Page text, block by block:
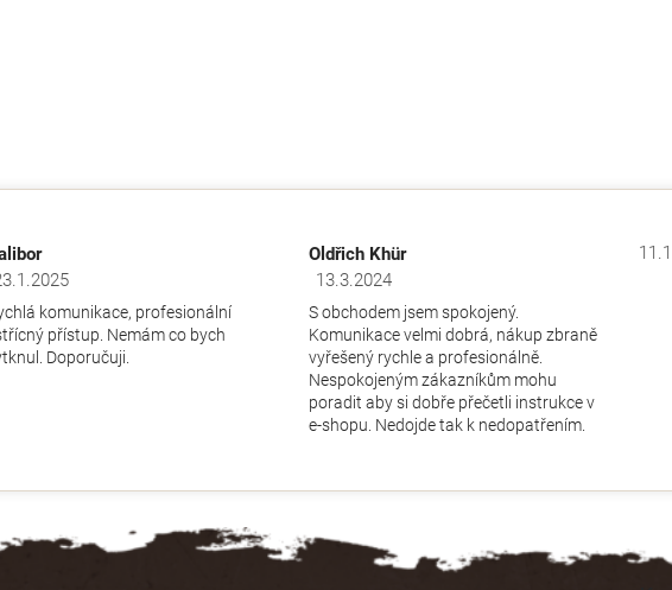
obchodu je 5 z 5 hvězdiček.
komunikace, profesionální
přístup. Nemám co bych
Doporučuji.
Oldřich Khür
Hodnocení obchodu je 5 z 5 hvězdiček.
13.3.2024
S obchodem jsem spokojený.
Komunikace velmi dobrá, nákup zbraně
vyřešený rychle a profesionálně.
Nespokojeným zákazníkům mohu
poradit aby si dobře přečetli instrukce v
e-shopu. Nedojde tak k nedopatřením.